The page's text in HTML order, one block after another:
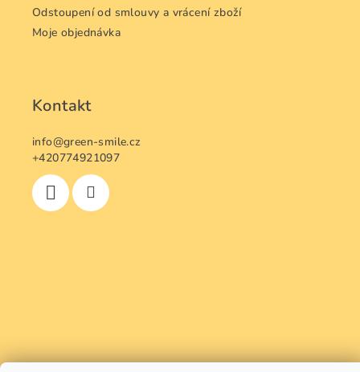
Odstoupení od smlouvy a vrácení zboží
Moje objednávka
Kontakt
info@green-smile.cz
+420774921097